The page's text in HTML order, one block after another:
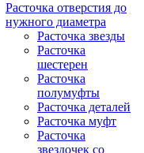
Расточка отверстия до
нужного диаметра
Расточка звезды
Расточка
шестерен
Расточка
полумуфты
Расточка деталей
Расточка муфт
Расточка
звездочек со